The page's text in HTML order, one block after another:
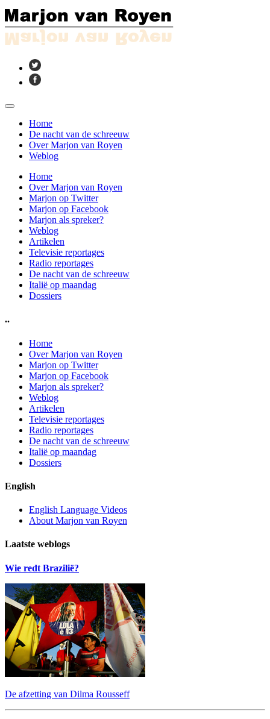
Home
De nacht van de schreeuw
Over Marjon van Royen
Weblog
Home
Over Marjon van Royen
Marjon op Twitter
Marjon op Facebook
Marjon als spreker?
Weblog
Artikelen
Televisie reportages
Radio reportages
De nacht van de schreeuw
Italië op maandag
Dossiers
..
Home
Over Marjon van Royen
Marjon op Twitter
Marjon op Facebook
Marjon als spreker?
Weblog
Artikelen
Televisie reportages
Radio reportages
De nacht van de schreeuw
Italië op maandag
Dossiers
English
English Language Videos
About Marjon van Royen
Laatste weblogs
Wie redt Brazilië?
De afzetting van Dilma Rousseff